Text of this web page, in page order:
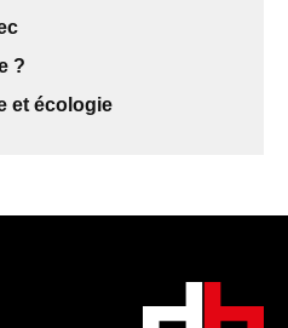
?
et écologie